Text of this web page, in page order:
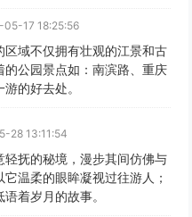
05-17 18:25:56
区域不仅拥有壮观的江景和古
的公园景点如：南滨路、重庆
的好去处。
28 13:11:54
轻抚的秘境，漫步其间仿佛与
温柔的眼眸凝视过往游人；
着岁月的故事。